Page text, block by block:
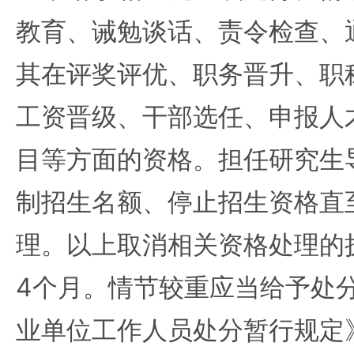
教育、诫勉谈话、责令检查
其在评奖评优、职务晋升、
工资晋级、干部选任、申报
目等方面的资格。担任研究
制招生名额、停止招生资格
理。以上取消相关资格处理
4个月。情节较重应当给予处
业单位工作人员处分暂行规